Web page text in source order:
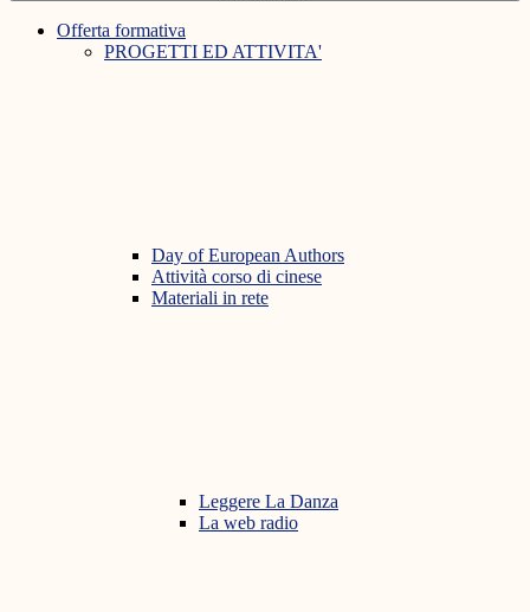
Offerta formativa
PROGETTI ED ATTIVITA'
Day of European Authors
Attività corso di cinese
Materiali in rete
Leggere La Danza
La web radio